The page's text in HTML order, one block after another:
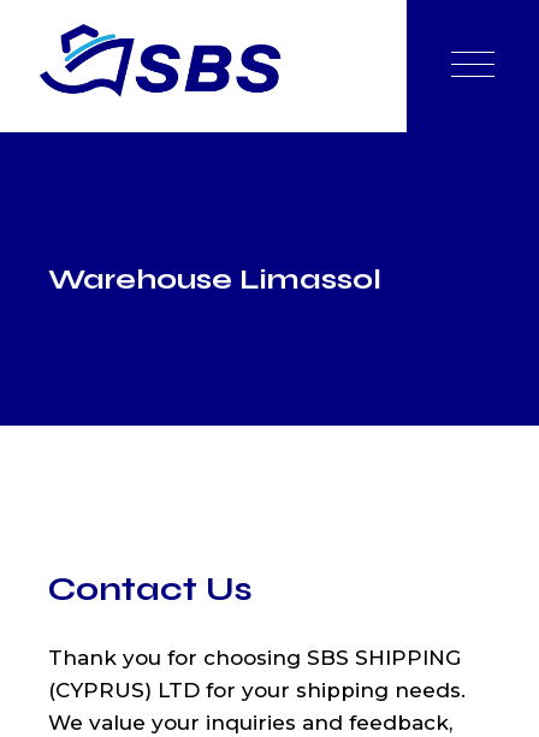
Warehouse Limassol
Contact Us
Thank you for choosing SBS SHIPPING
(CYPRUS) LTD for your shipping needs.
We value your inquiries and feedback,